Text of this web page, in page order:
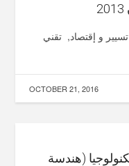
تسيير و إقتصاد, تقني
OCTOBER 21, 2016
(هندسة